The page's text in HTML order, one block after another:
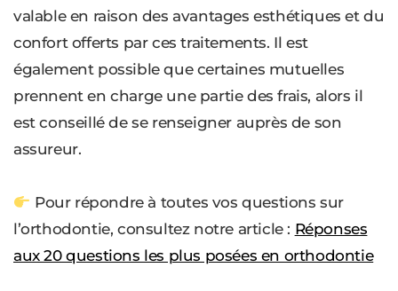
valable en raison des avantages esthétiques et du
confort offerts par ces traitements. Il est
également possible que certaines mutuelles
prennent en charge une partie des frais, alors il
est conseillé de se renseigner auprès de son
assureur.
Pour répondre à toutes vos questions sur
l’orthodontie, consultez notre article : Réponses
aux 20 questions les plus posées en orthodontie